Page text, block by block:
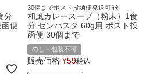
分
便
30個までポスト投函便発送可能
和風カレースープ（粉末）1食
分 ゼンパスタ 60g用 ポスト投
函便 30個まで
のし・包装不可
販売価格 ¥59税込